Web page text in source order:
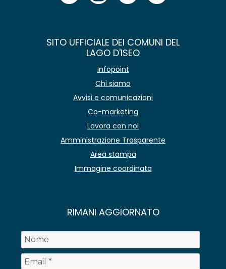
SITO UFFICIALE DEI COMUNI DEL
LAGO D'ISEO
Infopoint
Chi siamo
Avvisi e comunicazioni
Co-marketing
Lavora con noi
Amministrazione Trasparente
Area stampa
Immagine coordinata
RIMANI AGGIORNATO